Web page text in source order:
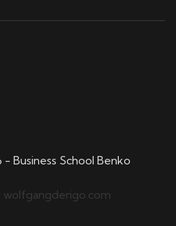
- Business School Benko
wolfgangderigo.com